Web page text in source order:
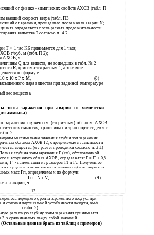
от физико - химических свойств АХОВ (табл. П
скорость ветра (табл. П3
от времени, прошедшего после начала аварии N;
определяется после расчета продолжительности
вещества Т согласно п. 4.2 .
T < 1 час K6 принимается для 1 часа;
т/куб м (табл. П 2);
АХОВ, м.
Q для веществ, не вошедших в табл. № 2
K7принимается равным 1, а значение
по формуле:
x 10 x P x M, (8)
пара вещества при заданной температуре
вес вещества.
зоны заражения при аварии на химически
аммиака).
заражения первичным (вторичным) облаком АХОВ
емкостях, хранилищах и транспорте ведется с
2.
максимальные значения глубин зон заражения
облаком АХОВ Г2, определяемые в зависимости
вещества (его расчет проводится согласно п. 2.1)
глубина зоны заражения Г (км), обусловленной
и вторичного облака АХОВ, определяется: Г = Г' + 0,5
Г" - наименьший из размеров Г1 и Г2. Полученное
с предельно возможным значением глубины переноса
масс Гп, определяемым по формуле:
Гп = N x V,
(9)
аварии, ч;
12
переднего фронта зараженного воздуха при
и степени вертикальной устойчивости воздуха, км/ч
(табл. 2).
расчетную глубину зоны заражения принимается
2-х сравниваемых между собой значений.
(Остальные данные брать из таблиц и примеров)